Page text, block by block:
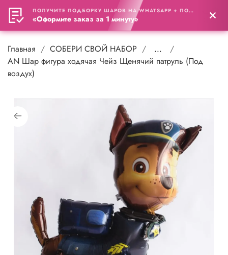
0
Главная СОБЕРИ СВОЙ НАБОР
...
АN Шар фигура ходячая Чейз Щенячий патруль (Под
воздух)
ПОЛУЧИТЕ ПОДБОРКУ ШАРОВ НА WHATSAPP + ПОДАРОК
«Оформите заказ за 1 минуту»